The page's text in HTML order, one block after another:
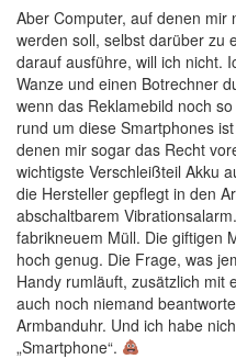
Aber Computer, auf denen mir
werden soll, selbst darüber zu
darauf ausführe, will ich nicht.
Wanze und einen Botrechner
wenn das Reklamebild noch
rund um diese Smartphones
denen mir sogar das Recht
wichtigste Verschleißteil Akku
die Hersteller gepflegt in den
abschaltbarem
fabrikneuem Müll. Die giftigen
hoch genug. Die Frage, was
Handy rumläuft, zusätzlich mit
auch noch niemand
Armbanduhr. Und ich habe
„Smartphone“.